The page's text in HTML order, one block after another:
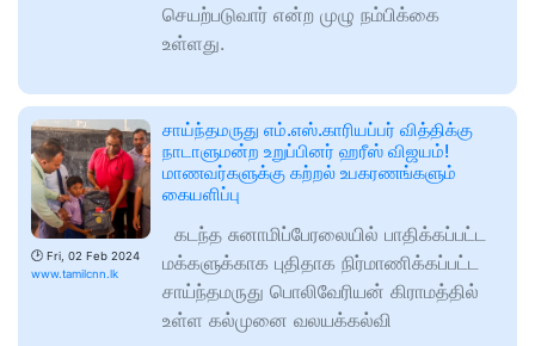
செயற்படுவார் என்ற முழு நம்பிக்கை
உள்ளது.
🕑 Fri, 02 Feb 2024
www.tamilcnn.lk
சாய்ந்தமருது எம்.எஸ்.காரியப்பர் வித்திக்கு
நாடாளுமன்ற உறுப்பினர் ஹரீஸ் விஜயம்!
மாணவர்களுக்கு கற்றல் உபகரணங்களும்
கையளிப்பு
கடந்த சுனாமிப்பேரலையில் பாதிக்கப்பட்ட
மக்களுக்காக புதிதாக நிர்மாணிக்கப்பட்ட
சாய்ந்தமருது பொலிவேரியன் கிராமத்தில்
உள்ள கல்முனை வலயக்கல்வி